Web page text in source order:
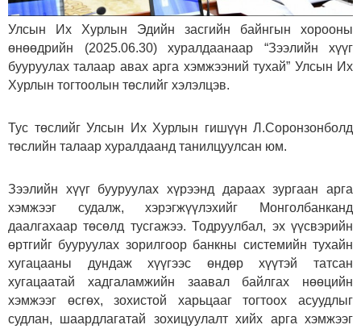
Улсын Их Хурлын Эдийн засгийн байнгын хорооны
өнөөдрийн (2025.06.30) хуралдаанаар “Зээлийн хүүг
бууруулах талаар авах арга хэмжээний тухай” Улсын Их
Хурлын тогтоолын төслийг хэлэлцэв.
Тус төслийг Улсын Их Хурлын гишүүн Л.Соронзонболд
төслийн талаар хуралдаанд танилцуулсан юм.
Зээлийн хүүг бууруулах хүрээнд дараах зургаан арга
хэмжээг судалж, хэрэгжүүлэхийг Монголбанканд
даалгахаар төсөлд тусгажээ. Тодруулбал, эх үүсвэрийн
өртгийг бууруулах зорилгоор банкны системийн тухайн
хугацааны дундаж хүүгээс өндөр хүүтэй татсан
хугацаатай хадгаламжийн заавал байлгах нөөцийн
хэмжээг өсгөх, зохистой харьцааг тогтоох асуудлыг
судлан, шаардлагатай зохицуулалт хийх арга хэмжээг